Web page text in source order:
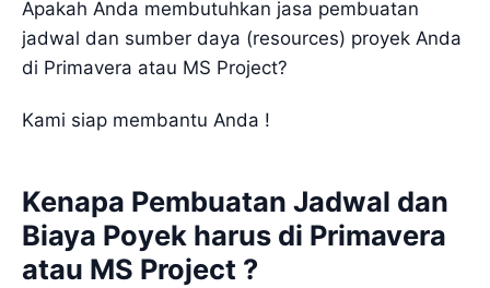
Apakah Anda membutuhkan jasa pembuatan
jadwal dan sumber daya (resources) proyek Anda
di Primavera atau MS Project?
Kami siap membantu Anda !
Kenapa Pembuatan Jadwal dan
Biaya Poyek harus di Primavera
atau MS Project ?